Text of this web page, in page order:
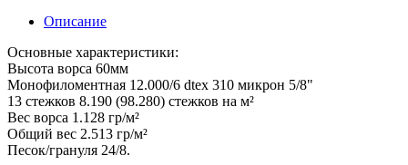
Описание
Основные характеристики:
Высота ворса 60мм
Монофиломентная 12.000/6 dtex 310 микрон 5/8"
13 стежков 8.190 (98.280) стежков на м²
Вес ворса 1.128 гр/м²
Общий вес 2.513 гр/м²
Песок/грануля 24/8.